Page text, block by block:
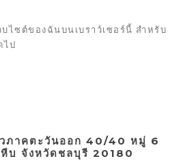
ไซต์ของฉันบนเบราว์เซอร์นี้ สำหรับ
ไป
วภาคตะวันออก 40/40 หมู่ 6
บ จังหวัดชลบุรี 20180